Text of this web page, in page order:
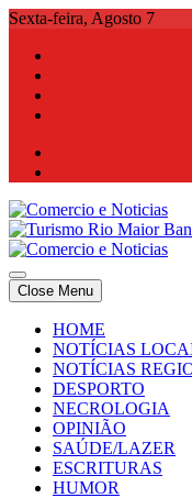
Skip
content
Sexta-feira, Agosto 7
Comercio e Noticias
Notícias e Publicidade
Comercio e Noticias
Notícias e Publicidade
Close Menu
HOME
NOTÍCIAS
NOTÍCIAS
DESPORTO
NECROLOGIA
OPINIÃO
SAÚDE/LAZER
ESCRITURAS
HUMOR